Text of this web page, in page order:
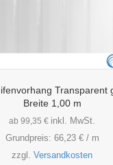
Transparent
Breite 1,00 m
ab 99,35 € inkl. MwSt.
Grundpreis: 66,23 €/ m
zzgl. Versandkosten